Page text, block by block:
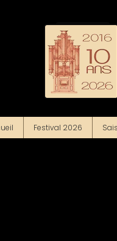
Festival 2026